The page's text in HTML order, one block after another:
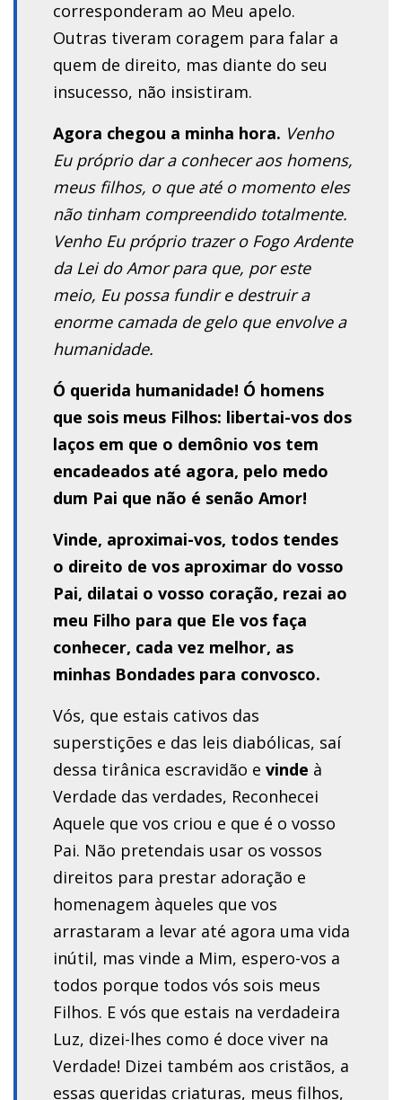
corresponderam ao Meu apelo.
Outras tiveram coragem para falar a
quem de direito, mas diante do seu
insucesso, não insistiram.
Agora chegou a minha hora. Venho
Eu próprio dar a conhecer aos homens,
meus filhos, o que até o momento eles
não tinham compreendido totalmente.
Venho Eu próprio trazer o Fogo Ardente
da Lei do Amor para que, por este
meio, Eu possa fundir e destruir a
enorme camada de gelo que envolve a
humanidade.
Ó querida humanidade! Ó homens
que sois meus Filhos: libertai-vos dos
laços em que o demônio vos tem
encadeados até agora, pelo medo
dum Pai que não é senão Amor!
Vinde, aproximai-vos, todos tendes
o direito de vos aproximar do vosso
Pai, dilatai o vosso coração, rezai ao
meu Filho para que Ele vos faça
conhecer, cada vez melhor, as
minhas Bondades para convosco.
Vós, que estais cativos das
superstições e das leis diabólicas, saí
dessa tirânica escravidão e vinde à
Verdade das verdades, Reconhecei
Aquele que vos criou e que é o vosso
Pai. Não pretendais usar os vossos
direitos para prestar adoração e
homenagem àqueles que vos
arrastaram a levar até agora uma vida
inútil, mas vinde a Mim, espero-vos a
todos porque todos vós sois meus
Filhos. E vós que estais na verdadeira
Luz, dizei-lhes como é doce viver na
Verdade! Dizei também aos cristãos, a
essas queridas criaturas, meus filhos,